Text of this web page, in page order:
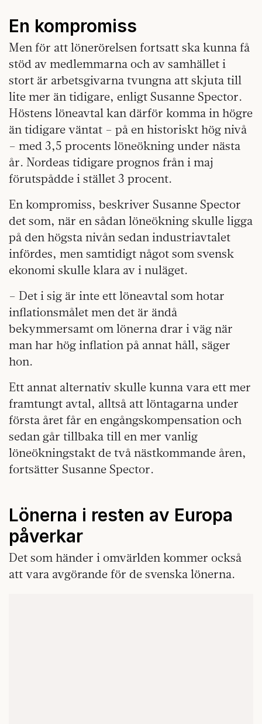
En kompromiss
Men för att lönerörelsen fortsatt ska kunna få
stöd av medlemmarna och av samhället i
stort är arbetsgivarna tvungna att skjuta till
lite mer än tidigare, enligt Susanne Spector.
Höstens löneavtal kan därför komma in högre
än tidigare väntat – på en historiskt hög nivå
– med 3,5 procents löneökning under nästa
år. Nordeas tidigare prognos från i maj
förutspådde i stället 3 procent.
En kompromiss, beskriver Susanne Spector
det som, när en sådan löneökning skulle ligga
på den högsta nivån sedan industriavtalet
infördes, men samtidigt något som svensk
ekonomi skulle klara av i nuläget.
– Det i sig är inte ett löneavtal som hotar
inflationsmålet men det är ändå
bekymmersamt om lönerna drar i väg när
man har hög inflation på annat håll, säger
hon.
Ett annat alternativ skulle kunna vara ett mer
framtungt avtal, alltså att löntagarna under
första året får en engångskompensation och
sedan går tillbaka till en mer vanlig
löneökningstakt de två nästkommande åren,
fortsätter Susanne Spector.
Lönerna i resten av Europa
påverkar
Det som händer i omvärlden kommer också
att vara avgörande för de svenska lönerna.